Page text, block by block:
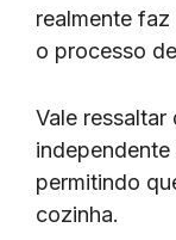
realmente
o processo
Vale
permitindo
cozinha.